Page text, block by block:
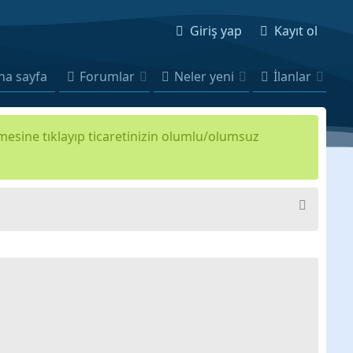
Giriş yap Kayıt ol
sayfa Forumlar Neler yeni İlanlar
tıklayıp ticaretinizin olumlu/olumsuz